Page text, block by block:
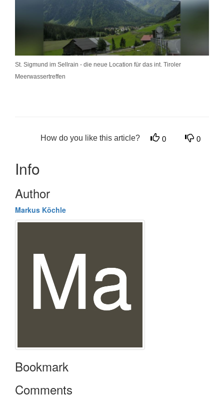
St. Sigmund im Sellrain - die neue Location für das int. Tiroler
Meerwassertreffen
How do you like this article? 0 0
Info
Author
Markus Köchle
Bookmark
Comments